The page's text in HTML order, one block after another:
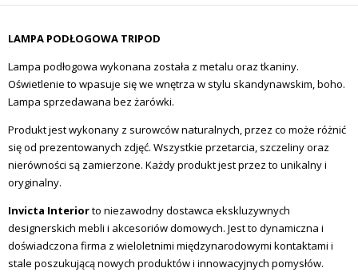
LAMPA PODŁOGOWA TRIPOD
Lampa podłogowa wykonana została z metalu oraz tkaniny.
Oświetlenie to wpasuje się we wnętrza w stylu skandynawskim, boho.
Lampa sprzedawana bez żarówki.
Produkt jest wykonany z surowców naturalnych, przez co może różnić
się od prezentowanych zdjęć. Wszystkie przetarcia, szczeliny oraz
nierówności są zamierzone. Każdy produkt jest przez to unikalny i
oryginalny.
Invicta Interiorto niezawodny dostawca ekskluzywnych
designerskich mebli i akcesoriów domowych. Jest to dynamiczna i
doświadczona firma z wieloletnimi międzynarodowymi kontaktami i
stale poszukującą nowych produktów i innowacyjnych pomysłów.